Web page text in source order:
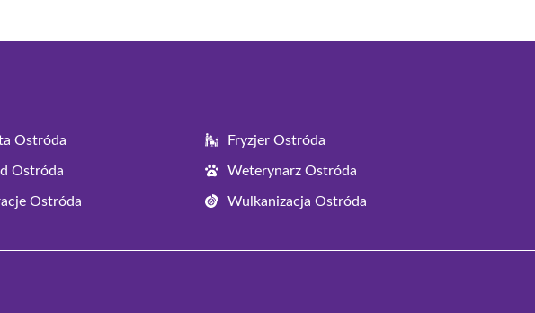
Ostróda Fryzjer Ostróda
Ostróda Weterynarz Ostróda
Ostróda Wulkanizacja Ostróda